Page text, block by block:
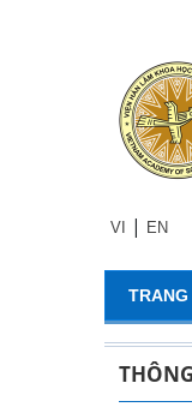
VI | EN
TRANG